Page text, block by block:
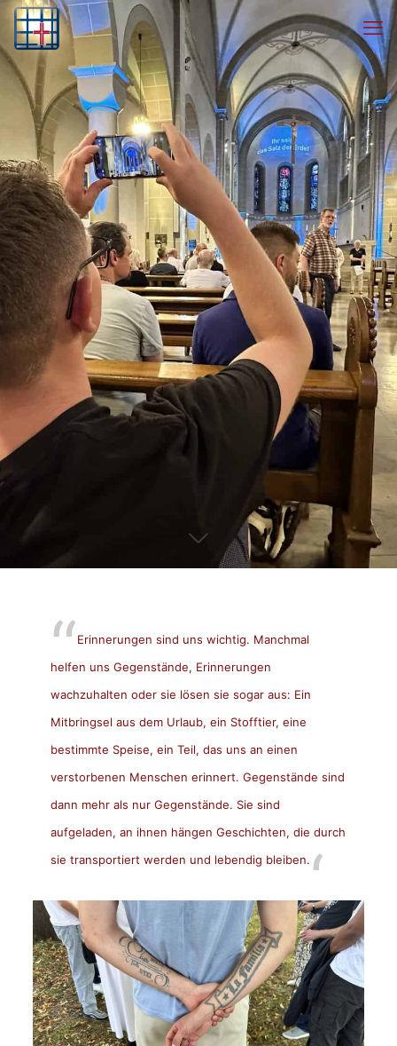
Erinnerungen sind uns wichtig. Manchmal
helfen uns Gegenstände, Erinnerungen
wachzuhalten oder sie lösen sie sogar aus: Ein
Mitbringsel aus dem Urlaub, ein Stofftier, eine
bestimmte Speise, ein Teil, das uns an einen
verstorbenen Menschen erinnert. Gegenstände sind
dann mehr als nur Gegenstände. Sie sind
aufgeladen, an ihnen hängen Geschichten, die durch
sie transportiert werden und lebendig bleiben.